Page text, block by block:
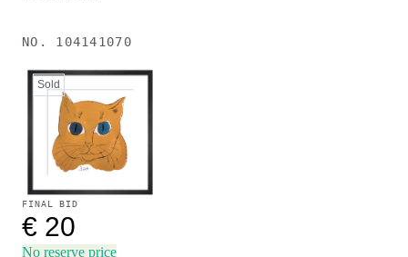
NO. 104141070
Sold
FINAL BID
€ 20
No reserve price